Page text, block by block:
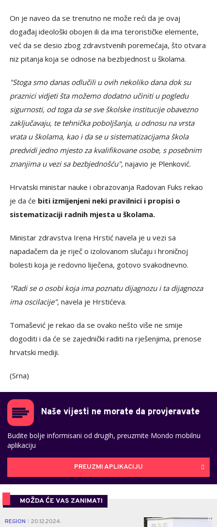
On je naveo da se trenutno ne može reći da je ovaj
događaj ideološki obojen ili da ima terorističke elemente,
već da se desio zbog zdravstvenih poremećaja, što otvara
niz pitanja koja se odnose na bezbjednost u školama.
"Stoga smo danas odlučili u ovih nekoliko dana dok su
praznici vidjeti šta možemo dodatno učiniti u pogledu
sigurnosti, od toga da se sve školske institucije obavezno
zaključavaju, te tehnička poboljšanja, u odnosu na vrsta
vrata u školama, kao i da se u sistematizacijama škola
predvidi jedno mjesto za kvalifikovane osobe, s posebnim
znanjima u vezi sa bezbjednošću", najavio je Plenković.
Hrvatski ministar nauke i obrazovanja Radovan Fuks rekao
je da će biti izmijenjeni neki pravilnici i propisi o
sistematizaciji radnih mjesta u školama.
Ministar zdravstva Irena Hrstić navela je u vezi sa
napadačem da je riječ o izolovanom slučaju i hroničnoj
bolesti koja je redovno liječena, gotovo svakodnevno.
"Radi se o osobi koja ima poznatu dijagnozu i ta dijagnoza
ima oscilacije", navela je Hrstićeva.
Tomašević je rekao da se ovako nešto više ne smije
dogoditi i da će se zajednički raditi na rješenjima, prenose
hrvatski mediji.
(Srna)
Naše vijesti ne morate da provjeravate
Budite bolje informisani od drugih, preuzmite Mondo mobilnu
aplikaciju
PREUZMI APLIKACIJU
MOŽDA ĆE VAS ZANIMATI
REGION 20.12.2024. 0